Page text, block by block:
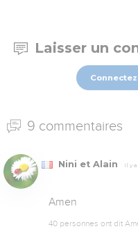
Laisser un
9 commentaires
Nini et Alain Il y
Amen
40 personnes ont dit